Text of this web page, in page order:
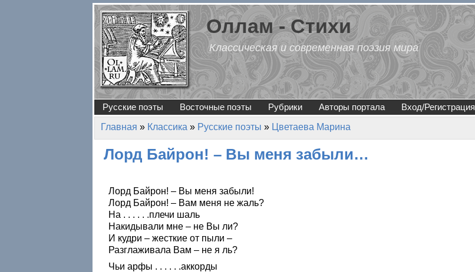
Перейти к основному содержанию
Оллам - Стихи
Классическая и современная поэзия мира
Русские поэты Восточные поэты Рубрики Авторы портала Вход/Регистрация
Вы здесь
Главная » Классика » Русские поэты » Цветаева Марина
Лорд Байрон! – Вы меня забыли…
Лорд Байрон! – Вы меня забыли!
Лорд Байрон! – Вам меня не жаль?
На . . . . . .плечи шаль
Накидывали мне – не Вы ли?
И кудри – жесткие от пыли –
Разглаживала Вам – не я ль?
Чьи арфы . . . . . .аккорды